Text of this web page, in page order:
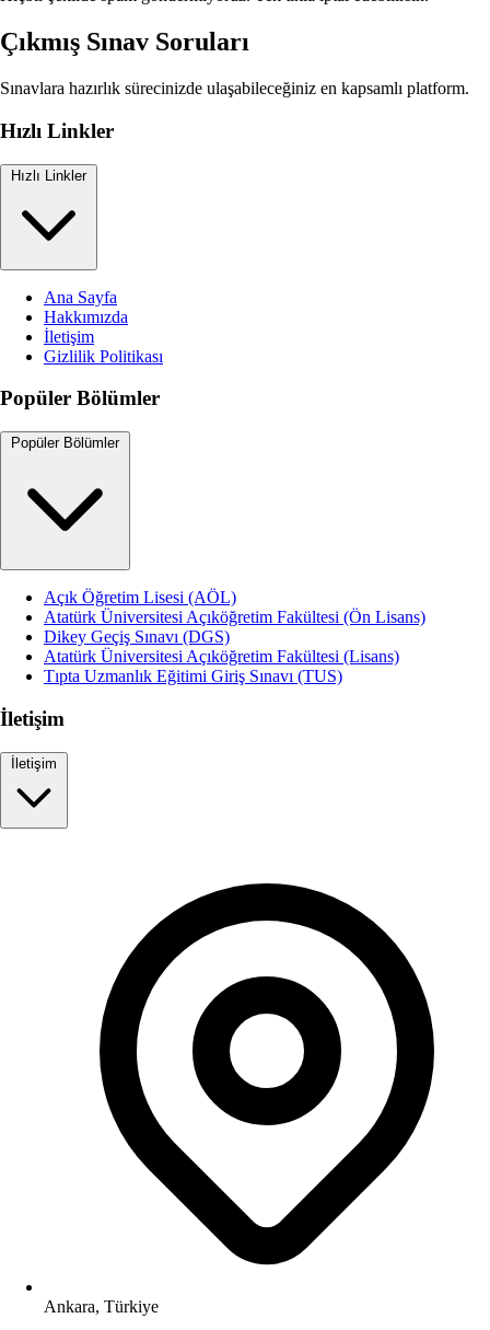
Çıkmış Sınav Soruları
Sınavlara hazırlık sürecinizde ulaşabileceğiniz en kapsamlı platform.
Hızlı Linkler
Hızlı Linkler
Ana Sayfa
Hakkımızda
İletişim
Gizlilik Politikası
Popüler Bölümler
Popüler Bölümler
Açık Öğretim Lisesi (AÖL)
Atatürk Üniversitesi Açıköğretim Fakültesi (Ön Lisans)
Dikey Geçiş Sınavı (DGS)
Atatürk Üniversitesi Açıköğretim Fakültesi (Lisans)
Tıpta Uzmanlık Eğitimi Giriş Sınavı (TUS)
İletişim
İletişim
Ankara, Türkiye